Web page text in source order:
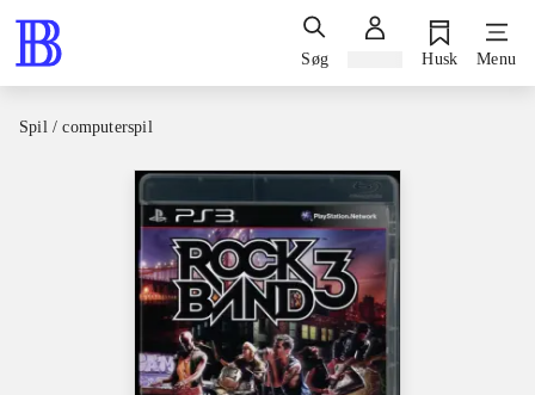
Søg Husk Menu
Spil / computerspil